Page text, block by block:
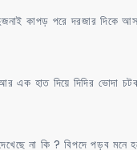
কাপড় পরে দরজার দিকে
এক হাত দিয়ে দিদির ভোদা
না কি ? বিপদে পড়ব মনে